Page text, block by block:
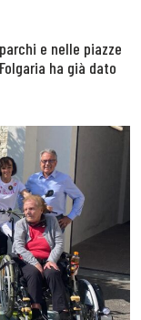
e nelle piazze
ha già dato